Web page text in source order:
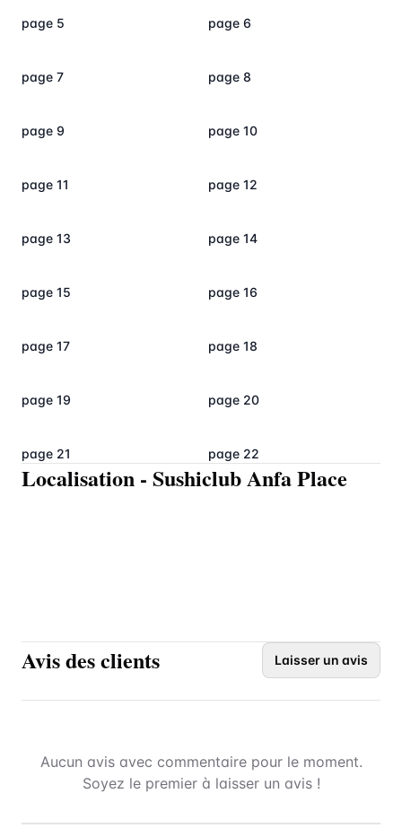
page 5 page 6
page 7 page 8
page 9 page 10
page 11 page 12
page 13 page 14
page 15 page 16
page 17 page 18
page 19 page 20
page 21 page 22
Localisation - Sushiclub Anfa Place
Avis des clients Laisser un avis
Aucun avis avec commentaire pour le moment.
Soyez le premier à laisser un avis !